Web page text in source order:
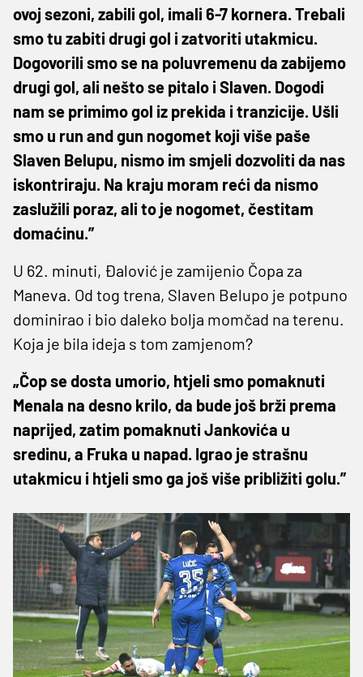
ovoj sezoni, zabili gol, imali 6-7 kornera. Trebali
smo tu zabiti drugi gol i zatvoriti utakmicu.
Dogovorili smo se na poluvremenu da zabijemo
drugi gol, ali nešto se pitalo i Slaven. Dogodi
nam se primimo gol iz prekida i tranzicije. Ušli
smo u run and gun nogomet koji više paše
Slaven Belupu, nismo im smjeli dozvoliti da nas
iskontriraju. Na kraju moram reći da nismo
zaslužili poraz, ali to je nogomet, čestitam
domaćinu.”
U 62. minuti, Đalović je zamijenio Čopa za
Maneva. Od tog trena, Slaven Belupo je potpuno
dominirao i bio daleko bolja momčad na terenu.
Koja je bila ideja s tom zamjenom?
„Čop se dosta umorio, htjeli smo pomaknuti
Menala na desno krilo, da bude još brži prema
naprijed, zatim pomaknuti Jankovića u
sredinu, a Fruka u napad. Igrao je strašnu
utakmicu i htjeli smo ga još više približiti golu.”